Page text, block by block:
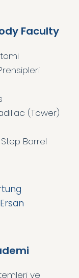
Faculty
(Tower)
Barrel
ve